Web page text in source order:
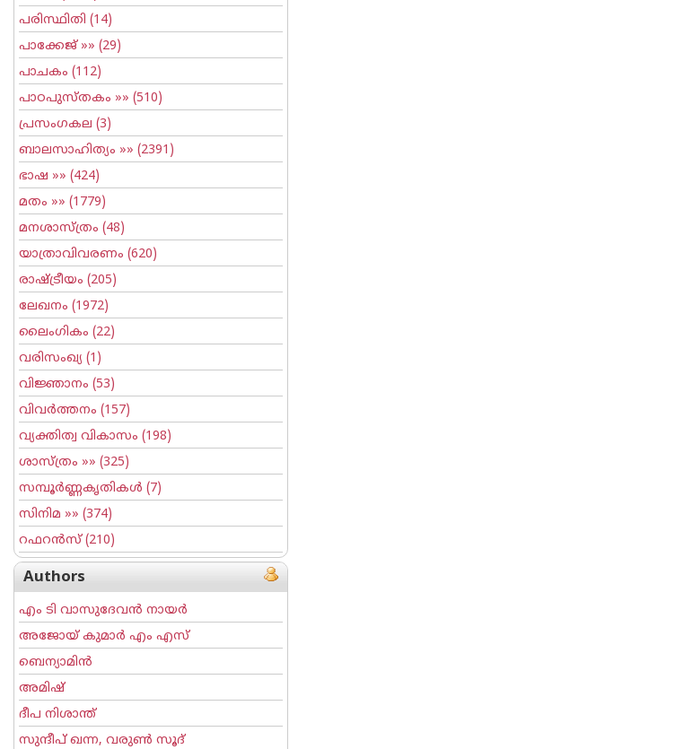
പരിസ്ഥിതി (14)
പാക്കേജ് »» (29)
പാചകം (112)
പാഠപുസ്തകം »» (510)
പ്രസംഗകല (3)
ബാലസാഹിത്യം »» (2391)
ഭാഷ »» (424)
മതം »» (1779)
മനശാസ്ത്രം (48)
യാത്രാവിവരണം (620)
രാഷ്ട്രീയം (205)
ലേഖനം (1972)
ലൈംഗികം (22)
വരിസംഖ്യ (1)
വിജ്ഞാനം (53)
വിവര്‍ത്തനം (157)
വ്യക്തിത്വ വികാസം (198)
ശാസ്ത്രം »» (325)
സമ്പൂര്‍ണ്ണകൃതികള്‍ (7)
സിനിമ »» (374)
റഫറന്‍സ്(210)
Authors
എം ടി വാസുദേവന്‍ നായര്‍
അജോയ് കുമാര്‍ എം എസ്
ബെന്യാമിന്‍
അമിഷ്
ദീപ നിശാന്ത്
സുന്ദീപ് ഖന്ന, വരുൺ സൂദ്